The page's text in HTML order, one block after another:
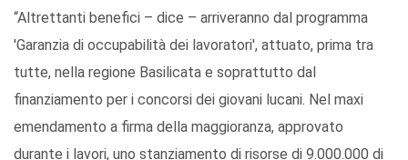
“Altrettanti benefici – dice – arriveranno dal programma
'Garanzia di occupabilità dei lavoratori', attuato, prima tra
tutte, nella regione Basilicata e soprattutto dal
finanziamento per i concorsi dei giovani lucani. Nel maxi
emendamento a firma della maggioranza, approvato
durante i lavori, uno stanziamento di risorse di 9.000.000 di